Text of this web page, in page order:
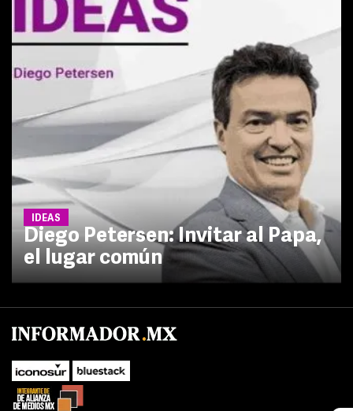
IDEAS
Diego Petersen: Invitar al Papa,
el lugar común